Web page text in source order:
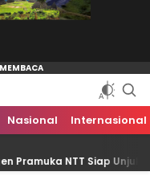
Nasional Internasional
Siap Unjuk Gigi Di Jamnas